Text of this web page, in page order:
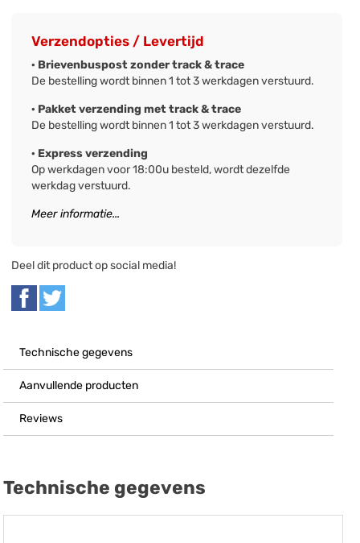
Verzendopties / Levertijd
· Brievenbuspost zonder track & trace
De bestelling wordt binnen 1 tot 3 werkdagen verstuurd.
· Pakket verzending met track & trace
De bestelling wordt binnen 1 tot 3 werkdagen verstuurd.
· Express verzending
Op werkdagen voor 18:00u besteld, wordt dezelfde
werkdag verstuurd.
Meer informatie...
Deel dit product op social media!
Technische gegevens
Aanvullende producten
Reviews
Technische gegevens